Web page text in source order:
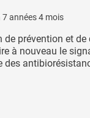
7 années 4 mois
de prévention et
à nouveau le
des